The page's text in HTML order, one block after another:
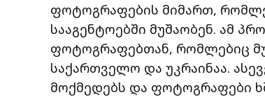
ფოტოგრაფების მიმართ,
სააგენტოებში მუშაობენ. ამ
ფოტოგრაფებთან, რომლებიც
საქართველო და უკრაინაა.
მოქმედებს და ფოტოგრაფები